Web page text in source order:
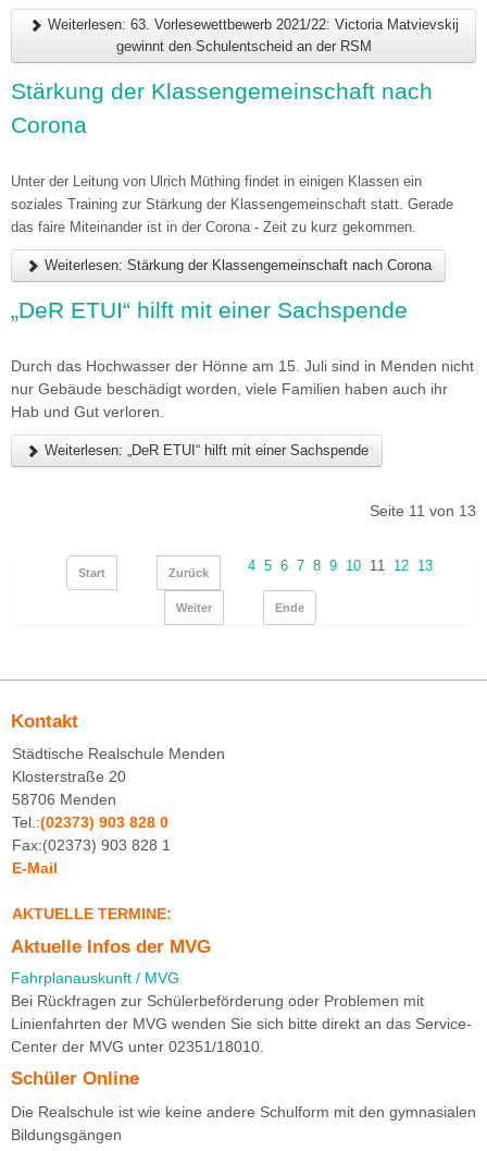
Weiterlesen: 63. Vorlesewettbewerb 2021/22: Victoria Matvievskij
gewinnt den Schulentscheid an der RSM
Stärkung der Klassengemeinschaft nach
Corona
Unter der Leitung von Ulrich Müthing findet in einigen Klassen ein
soziales Training zur Stärkung der Klassengemeinschaft statt. Gerade
das faire Miteinander ist in der Corona - Zeit zu kurz gekommen.
Weiterlesen: Stärkung der Klassengemeinschaft nach Corona
„DeR ETUI“ hilft mit einer Sachspende
Durch das Hochwasser der Hönne am 15. Juli sind in Menden nicht
nur Gebäude beschädigt worden, viele Familien haben auch ihr
Hab und Gut verloren.
Weiterlesen: „DeR ETUI“ hilft mit einer Sachspende
Seite 11 von 13
Start Zurück 4 5 6 7 8 9 10 11 12 13
Weiter Ende
Kontakt
Städtische Realschule Menden
Klosterstraße 20
58706 Menden
Tel.:(02373) 903 828 0
Fax:(02373) 903 828 1
E-Mail
AKTUELLE TERMINE:
Aktuelle Infos der MVG
Fahrplanauskunft / MVG
Bei Rückfragen zur Schülerbeförderung oder Problemen mit
Linienfahrten der MVG wenden Sie sich bitte direkt an das Service-
Center der MVG unter 02351/18010.
Schüler Online
Die Realschule ist wie keine andere Schulform mit den gymnasialen
Bildungsgängen